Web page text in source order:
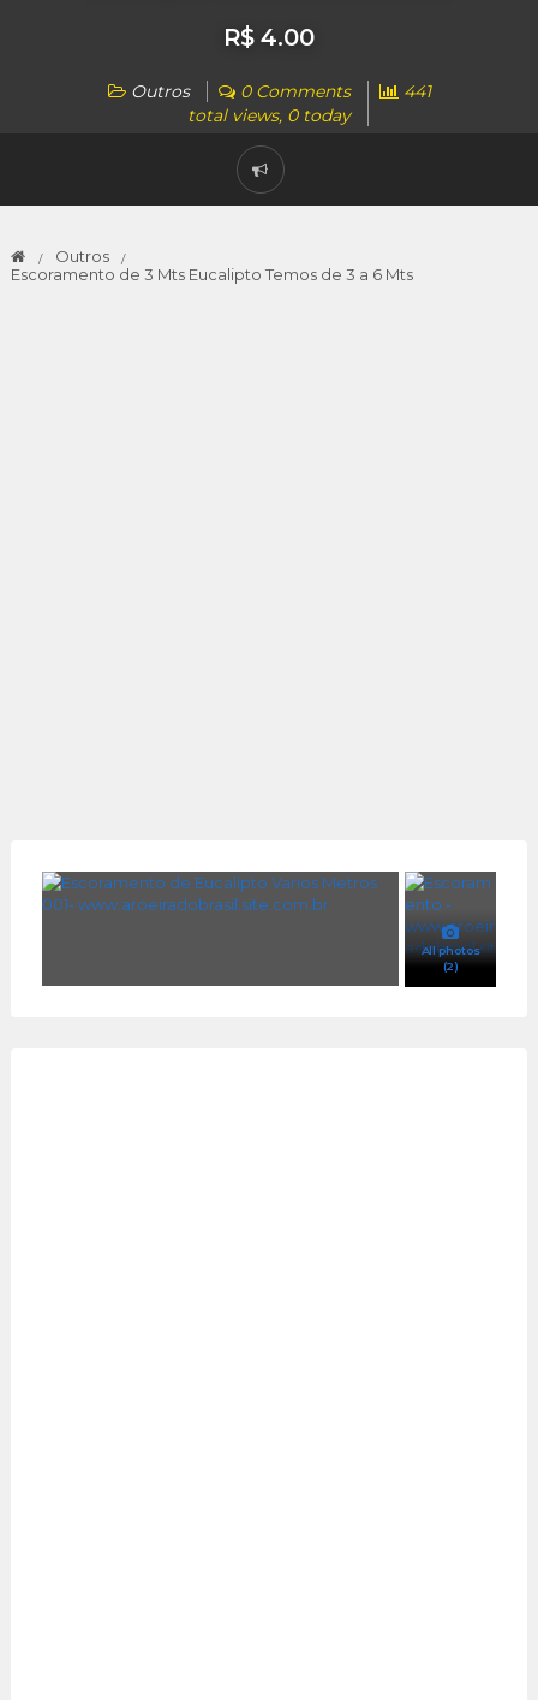
R$ 4.00
Outros 0 Comments
441
total views, 0 today
Outros
Escoramento de 3 Mts Eucalipto Temos de 3 a 6 Mts
All photos
(2)